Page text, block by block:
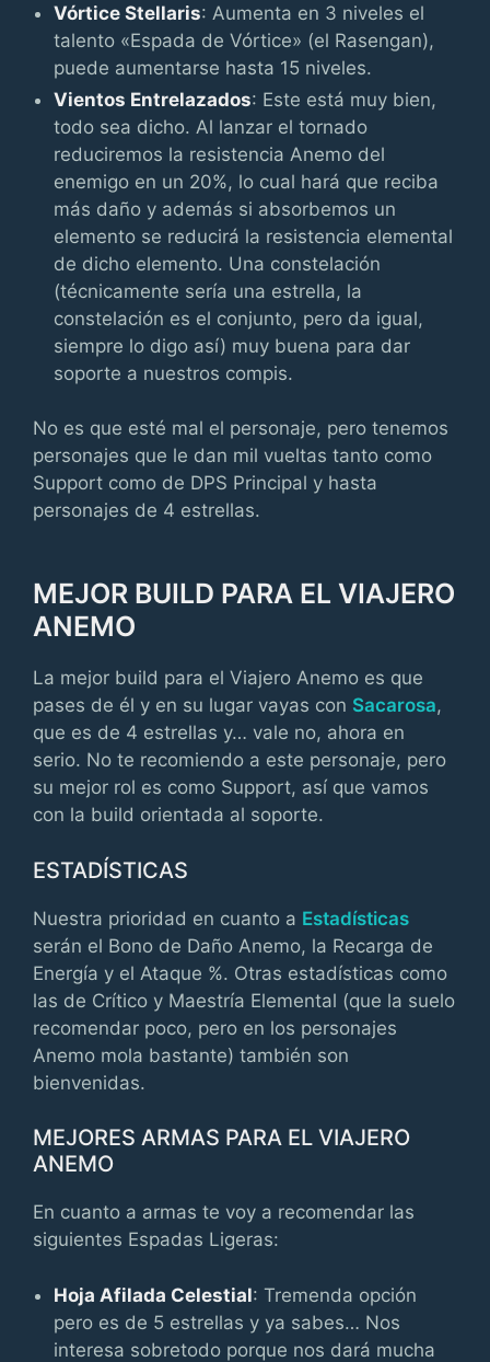
Vórtice Stellaris: Aumenta en 3 niveles el
talento «Espada de Vórtice» (el Rasengan),
puede aumentarse hasta 15 niveles.
Vientos Entrelazados: Este está muy bien,
todo sea dicho. Al lanzar el tornado
reduciremos la resistencia Anemo del
enemigo en un 20%, lo cual hará que reciba
más daño y además si absorbemos un
elemento se reducirá la resistencia elemental
de dicho elemento. Una constelación
(técnicamente sería una estrella, la
constelación es el conjunto, pero da igual,
siempre lo digo así) muy buena para dar
soporte a nuestros compis.
No es que esté mal el personaje, pero tenemos
personajes que le dan mil vueltas tanto como
Support como de DPS Principal y hasta
personajes de 4 estrellas.
MEJOR BUILD PARA EL VIAJERO
ANEMO
La mejor build para el Viajero Anemo es que
pases de él y en su lugar vayas con Sacarosa,
que es de 4 estrellas y… vale no, ahora en
serio. No te recomiendo a este personaje, pero
su mejor rol es como Support, así que vamos
con la build orientada al soporte.
ESTADÍSTICAS
Nuestra prioridad en cuanto a Estadísticas
serán el Bono de Daño Anemo, la Recarga de
Energía y el Ataque %. Otras estadísticas como
las de Crítico y Maestría Elemental (que la suelo
recomendar poco, pero en los personajes
Anemo mola bastante) también son
bienvenidas.
MEJORES ARMAS PARA EL VIAJERO
ANEMO
En cuanto a armas te voy a recomendar las
siguientes Espadas Ligeras:
Hoja Afilada Celestial: Tremenda opción
pero es de 5 estrellas y ya sabes… Nos
interesa sobretodo porque nos dará mucha